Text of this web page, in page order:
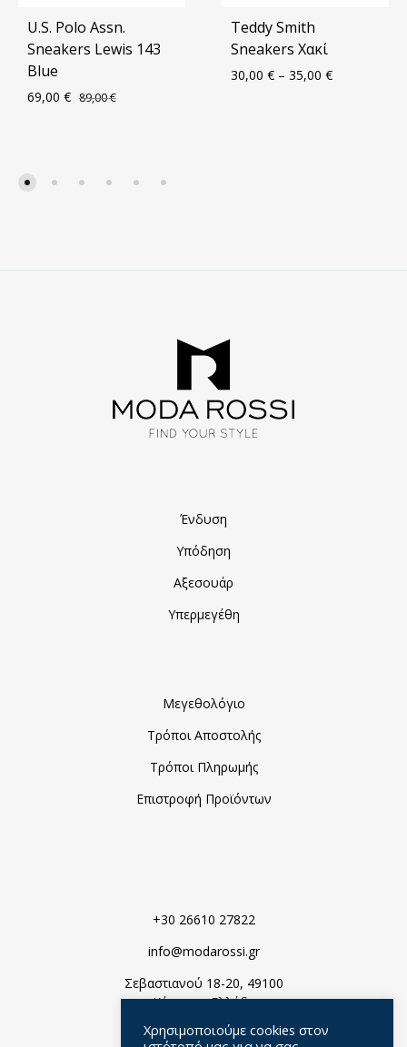
U.S. Polo Assn.
Sneakers Lewis 143
Blue
69,00 € 89,00€
Teddy Smith
Sneakers Χακί
30,00 € – 35,00 €
Ένδυση
Υπόδηση
Αξεσουάρ
Υπερμεγέθη
Μεγεθολόγιο
Τρόποι Αποστολής
Τρόποι Πληρωμής
Επιστροφή Προϊόντων
+30 26610 27822
info@modarossi.gr
Σεβαστιανού 18-20, 49100
Κέρκυρα, Ελλάδα
Χρησιμοποιούμε cookies στον